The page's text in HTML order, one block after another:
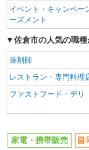
日払い
10時～勤務OK
ネイルOK
車通勤OK
交通費支給
入社祝い金あり
同じ職種から求人を
イベント・キャンペー
ーズメント
佐倉市の人気の職
薬剤師
レストラン・専門料理
ファストフード・デリ
家電・携帯販売